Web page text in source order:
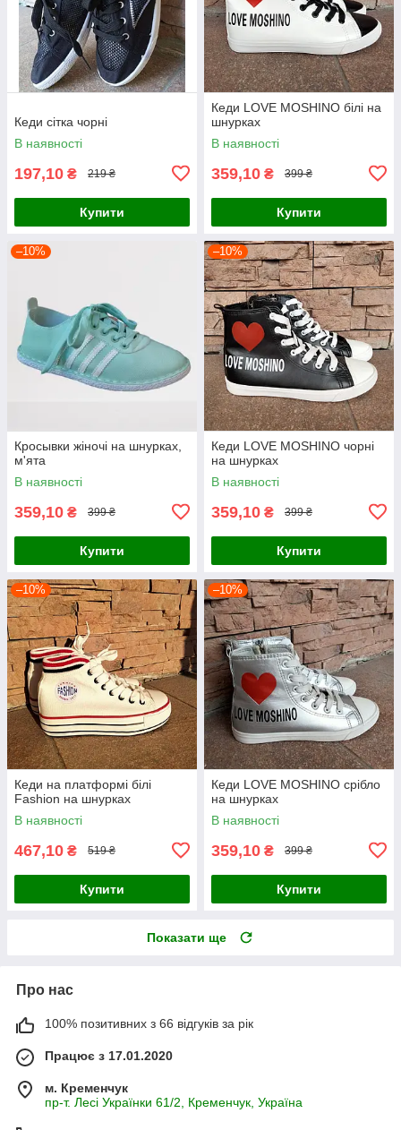
Кеди сітка чорні
В наявності
197,10 ₴ 219 ₴
Купити
Кеди LOVE MOSHINO білі на
шнурках
В наявності
359,10 ₴ 399 ₴
Купити
–10%
Кросывки жіночі на шнурках,
м'ята
В наявності
359,10 ₴ 399 ₴
Купити
–10%
Кеди LOVE MOSHINO чорні
на шнурках
В наявності
359,10 ₴ 399 ₴
Купити
–10%
Кеди на платформі білі
Fashion на шнурках
В наявності
467,10 ₴ 519 ₴
Купити
–10%
Кеди LOVE MOSHINO срібло
на шнурках
В наявності
359,10 ₴ 399 ₴
Купити
Показати ще
Про нас
100% позитивних з 66 відгуків за рік
Працює з 17.01.2020
м. Кременчук
пр-т. Лесі Українки 61/2, Кременчук, Україна